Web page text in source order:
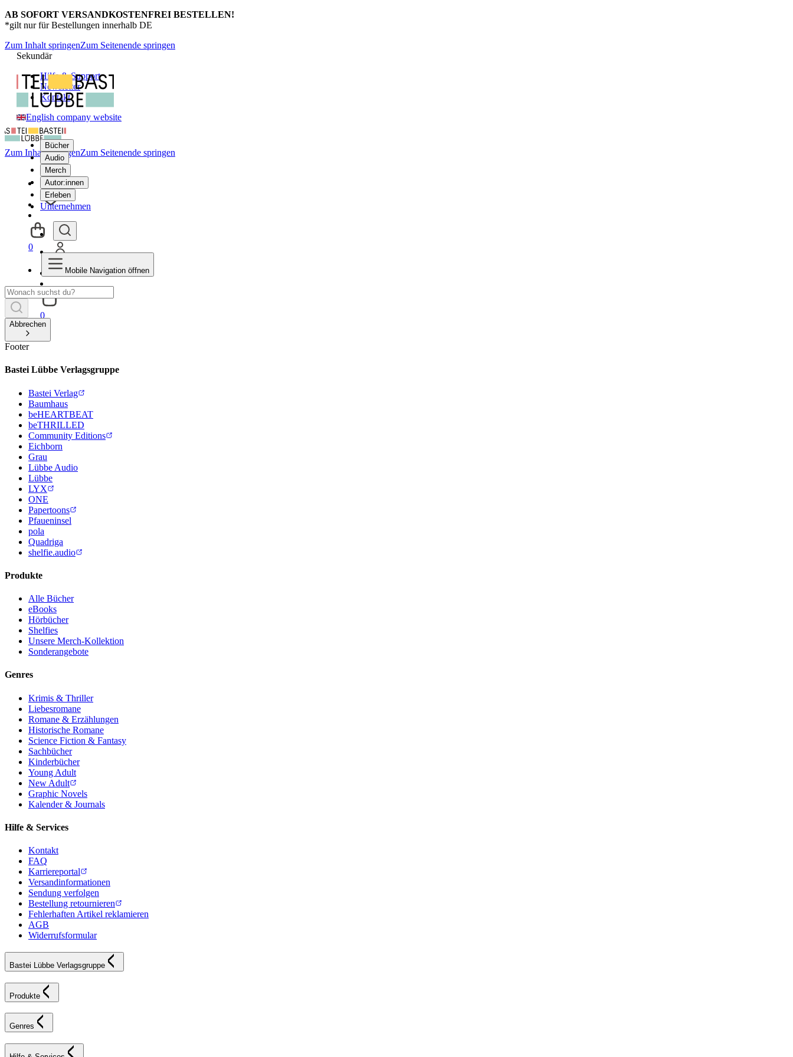
AB SOFORT VERSANDKOSTENFREI BESTELLEN!
*gilt nur für Bestellungen innerhalb DE
Zum Inhalt springenZum Seitenende springen
Sekundär
Hilfe & Support
Newsletter
Kontakt
English company website
Bücher
Audio
Merch
Autor:innen
Erleben
Unternehmen
0
Zum Inhalt springenZum Seitenende springen
0
Mobile Navigation öffnen
Abbrechen
Footer
Bastei Lübbe Verlagsgruppe
Bastei Verlag
Baumhaus
beHEARTBEAT
beTHRILLED
Community Editions
Eichborn
Grau
Lübbe Audio
Lübbe
LYX
ONE
Papertoons
Pfaueninsel
pola
Quadriga
shelfie.audio
Produkte
Alle Bücher
eBooks
Hörbücher
Shelfies
Unsere Merch-Kollektion
Sonderangebote
Genres
Krimis & Thriller
Liebesromane
Romane & Erzählungen
Historische Romane
Science Fiction & Fantasy
Sachbücher
Kinderbücher
Young Adult
New Adult
Graphic Novels
Kalender & Journals
Hilfe & Services
Kontakt
FAQ
Karriereportal
Versandinformationen
Sendung verfolgen
Bestellung retournieren
Fehlerhaften Artikel reklamieren
AGB
Widerrufsformular
Bastei Lübbe Verlagsgruppe
Produkte
Genres